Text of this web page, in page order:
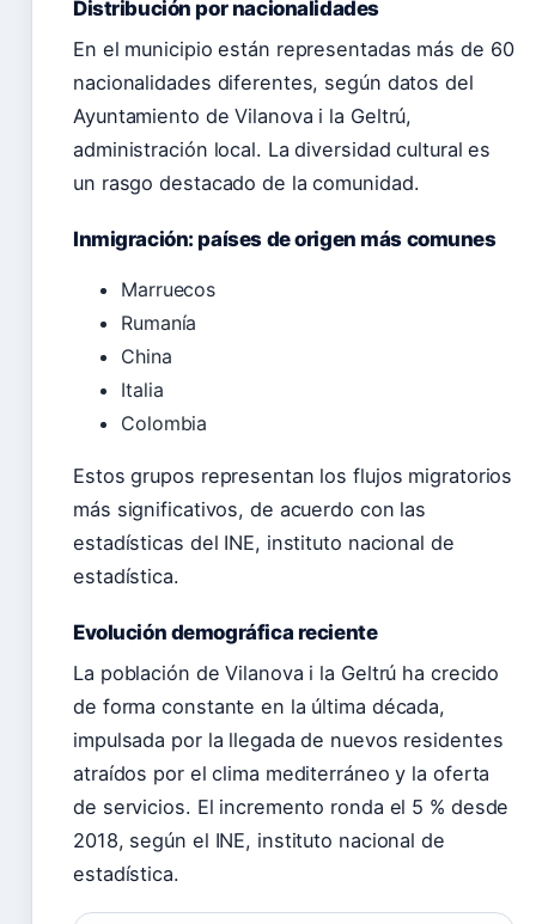
Distribución por nacionalidades
En el municipio están representadas más de 60
nacionalidades diferentes, según datos del
Ayuntamiento de Vilanova i la Geltrú,
administración local. La diversidad cultural es
un rasgo destacado de la comunidad.
Inmigración: países de origen más comunes
Marruecos
Rumanía
China
Italia
Colombia
Estos grupos representan los flujos migratorios
más significativos, de acuerdo con las
estadísticas del INE, instituto nacional de
estadística.
Evolución demográfica reciente
La población de Vilanova i la Geltrú ha crecido
de forma constante en la última década,
impulsada por la llegada de nuevos residentes
atraídos por el clima mediterráneo y la oferta
de servicios. El incremento ronda el 5 % desde
2018, según el INE, instituto nacional de
estadística.